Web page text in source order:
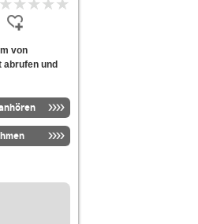
von
abrufen und